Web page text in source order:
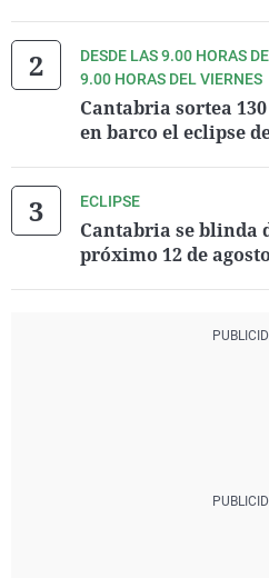
DESDE LAS 9.00 HORAS
9.00 HORAS DEL VIERNES
Cantabria sortea
en barco el eclipse
ECLIPSE
Cantabria se blinda
próximo 12 de agosto